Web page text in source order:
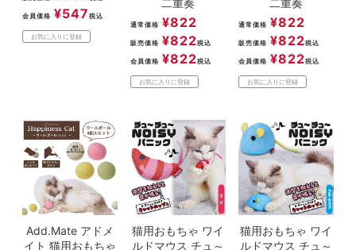
会員価格 ¥547 税込
お気に入りに登録
二重奏
通常価格 ¥822
販売価格 ¥822税込
会員価格 ¥822税込
お気に入りに登録
二重奏
通常価格 ¥822
販売価格 ¥822税込
会員価格 ¥822税込
お気に入りに登録
Add.Mate アドメ
イト 猫用おもちゃ
猫用おもちゃ ワイ
ルドマウス チュ～
猫用おもちゃ ワイ
ルドマウス チュ～